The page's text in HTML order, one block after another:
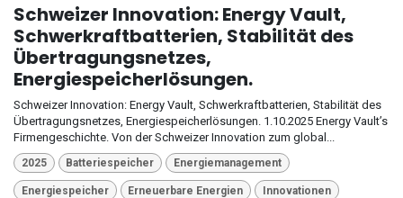
Schweizer Innovation: Energy Vault,
Schwerkraftbatterien, Stabilität des
Übertragungsnetzes,
Energiespeicherlösungen.
Schweizer Innovation: Energy Vault, Schwerkraftbatterien, Stabilität des
Übertragungsnetzes, Energiespeicherlösungen. 1.10.2025 Energy Vault’s
Firmengeschichte. Von der Schweizer Innovation zum global...
2025 Batteriespeicher Energiemanagement
Energiespeicher Erneuerbare Energien Innovationen